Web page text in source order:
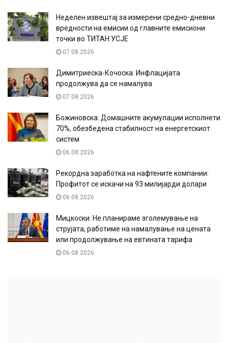
Неделен извештај за измерени средно-дневни
вредности на емисии од главните емисиони
точки во ТИТАН УСЈЕ
07.08.2026
Димитриеска-Кочоска: Инфлацијата
продолжува да се намалува
07.08.2026
Божиновска: Домашните акумулации исполнети
70%, обезбедена стабилност на енергетскиот
систем
06.08.2026
Рекордна заработка на нафтените компании:
Профитот се искачи на 93 милијарди долари
06.08.2026
Мицкоски: Не планираме зголемување на
струјата, работиме на намалување на цената
или продолжување на евтината тарифа
06.08.2026